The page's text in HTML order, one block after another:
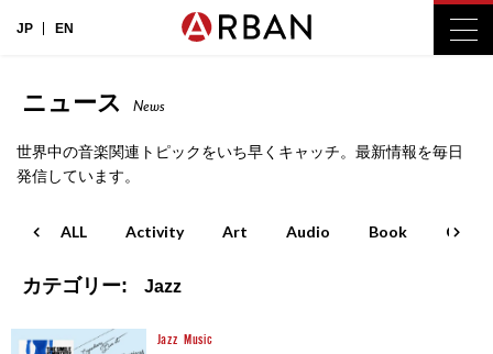
JP EN
ニュース News
世界中の音楽関連トピックをいち早くキャッチ。最新情報を毎日
発信しています。
ALL Activity Art Audio Book
カテゴリー: Jazz
Jazz Music